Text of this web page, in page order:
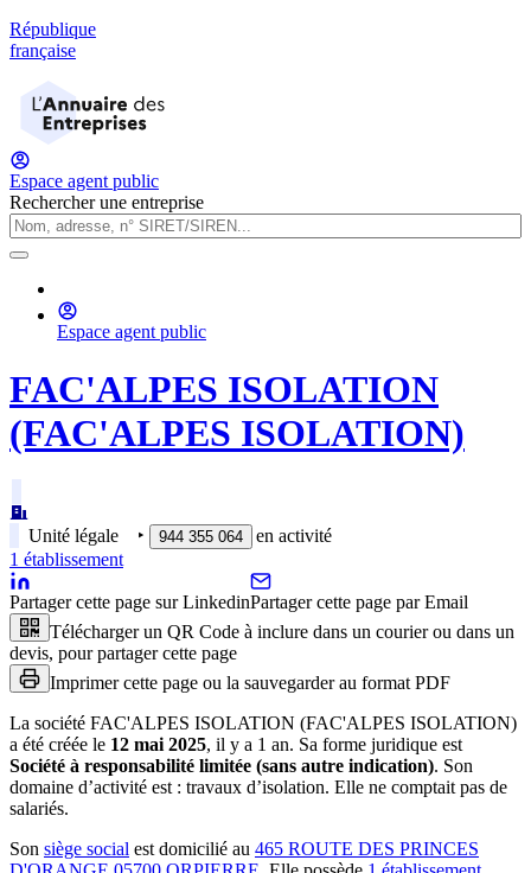
République
française
Espace agent public
Rechercher une entreprise
Espace agent public
FAC'ALPES ISOLATION
(FAC'ALPES ISOLATION)
Unité légale ‣ 944 355 064
en activité
1 établissement
Partager cette page sur LinkedinPartager cette page par Email
Télécharger un QR Code à inclure dans un courier ou dans un
devis, pour partager cette page
Imprimer cette page ou la sauvegarder au format PDF
La société FAC'ALPES ISOLATION (FAC'ALPES ISOLATION)
a été créée le 12 mai 2025, il y a 1 an. Sa forme juridique est
Société à responsabilité limitée (sans autre indication). Son
domaine d’activité est : travaux d’isolation. Elle ne comptait pas de
salariés.
Son siège social est domicilié au 465 ROUTE DES PRINCES